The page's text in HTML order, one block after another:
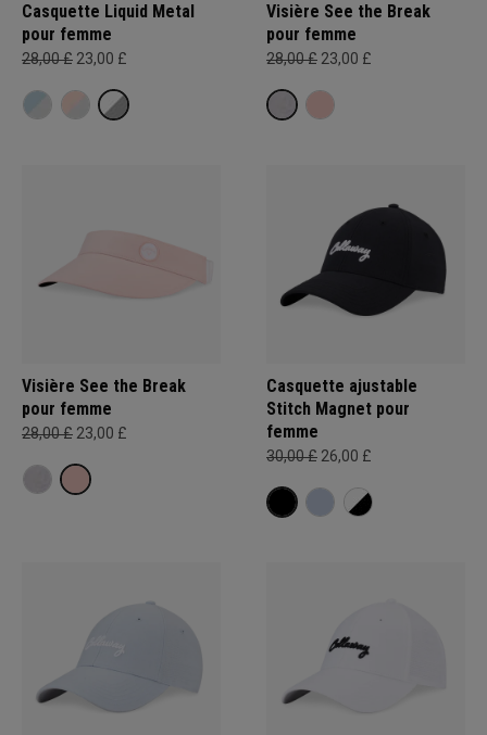
Casquette Liquid Metal
pour femme
28,00 £ 23,00 £
Visière See the Break
pour femme
28,00 £ 23,00 £
Visière See the Break
pour femme
28,00 £ 23,00 £
Casquette ajustable
Stitch Magnet pour
femme
30,00 £ 26,00 £